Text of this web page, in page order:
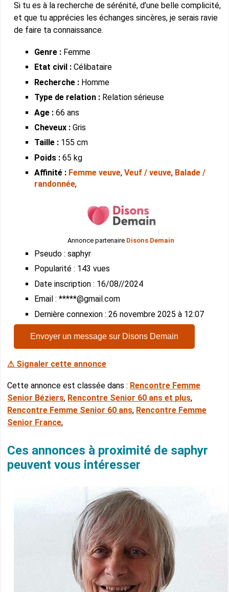
Si tu es à la recherche de sérénité, d’une belle complicité,
et que tu apprécies les échanges sincères, je serais ravie
de faire ta connaissance.
Genre : Femme
Etat civil : Célibataire
Recherche : Homme
Type de relation : Relation sérieuse
Age : 66 ans
Cheveux : Gris
Taille : 155 cm
Poids : 65 kg
Affinité : Femme veuve,Veuf / veuve, Balade /
randonnée,
Annonce partenaire Disons Demain
Pseudo : saphyr
Popularité : 143 vues
Date inscription : 16/08//2024
Email : *****@gmail.com
Dernière connexion : 26 novembre 2025 à 12:07
Envoyer un message sur Disons Demain
⚠ Signaler cette annonce
Cette annonce est classée dans : Rencontre Femme
Senior Béziers, Rencontre Senior 60 ans et plus,
Rencontre Femme Senior 60 ans, Rencontre Femme
Senior France,
Ces annonces à proximité de saphyr
peuvent vous intéresser